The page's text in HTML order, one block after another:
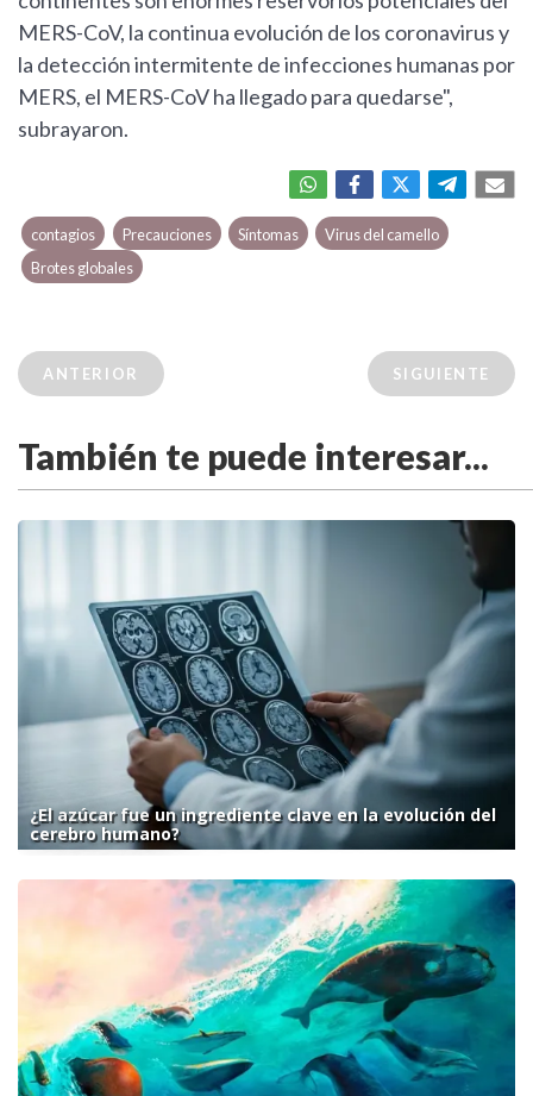
MERS-CoV, la continua evolución de los coronavirus y
la detección intermitente de infecciones humanas por
MERS, el MERS-CoV ha llegado para quedarse",
subrayaron.
contagios Precauciones Síntomas
Virus del camello
Brotes globales
ANTERIOR SIGUIENTE
También te puede interesar...
¿El azúcar fue un ingrediente clave en la evolución del
cerebro humano?